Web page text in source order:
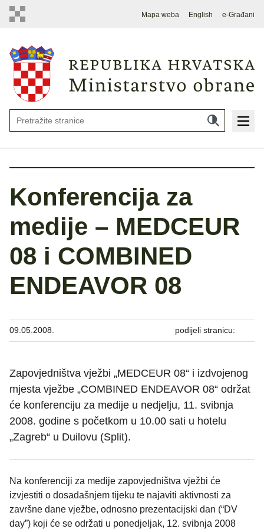
Mapa weba English e-Građani
Konferencija za
medije – MEDCEUR
08 i COMBINED
ENDEAVOR 08
09.05.2008. podijeli stranicu:
Zapovjedništva vježbi „MEDCEUR 08“ i izdvojenog
mjesta vježbe „COMBINED ENDEAVOR 08“ održat
će konferenciju za medije u nedjelju, 11. svibnja
2008. godine s početkom u 10.00 sati u hotelu
„Zagreb“ u Duilovu (Split).
Na konferenciji za medije zapovjedništva vježbi će
izvjestiti o dosadašnjem tijeku te najaviti aktivnosti za
završne dane vježbe, odnosno prezentacijski dan (“DV
day”) koji će se održati u ponedjeljak, 12. svibnja 2008